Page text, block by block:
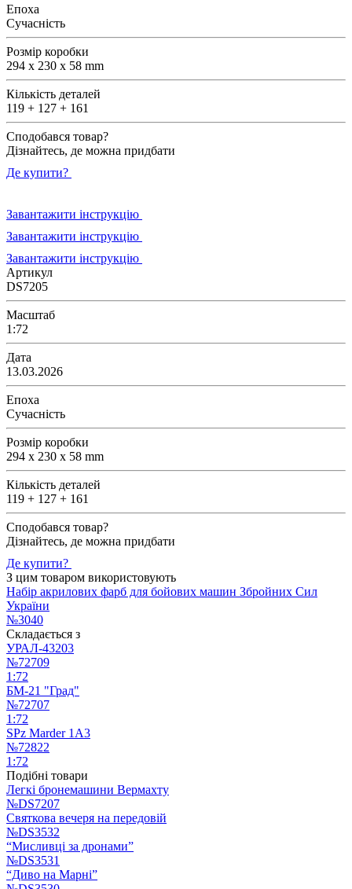
Епоха
Сучасність
Розмір коробки
294 x 230 x 58 mm
Кількість деталей
119 + 127 + 161
Сподобався товар?
Дізнайтесь, де можна придбати
Де купити?
Завантажити інструкцію
Завантажити інструкцію
Завантажити інструкцію
Артикул
DS7205
Масштаб
1:72
Дата
13.03.2026
Епоха
Сучасність
Розмір коробки
294 x 230 x 58 mm
Кількість деталей
119 + 127 + 161
Сподобався товар?
Дізнайтесь, де можна придбати
Де купити?
З цим товаром використовують
Набір акрилових фарб для бойових машин Збройних Сил
України
№3040
Складається з
УРАЛ-43203
№72709
1:72
БМ-21 "Град"
№72707
1:72
SPz Marder 1A3
№72822
1:72
Подібні товари
Легкі бронемашини Вермахту
№DS7207
Святкова вечеря на передовій
№DS3532
“Мисливці за дронами”
№DS3531
“Диво на Марні”